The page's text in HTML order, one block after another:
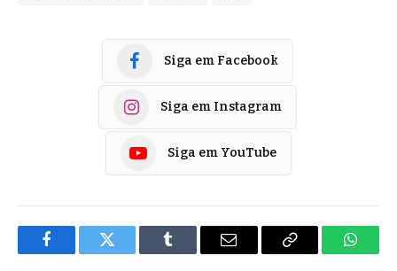
Siga em Facebook
Siga em Instagram
Siga em YouTube
FacebookTwitter Tumblr
E-
Copiar